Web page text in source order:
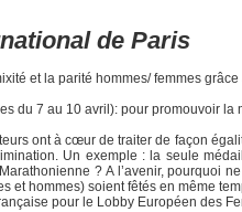
de Paris
et la parité hommes/ femmes
du 7 au 10 avril): pour promouvoir la
ont à cœur de traiter de façon
Un exemple : la seule
? A l’avenir, pourquoi
et hommes) soient fêtés en même
pour le Lobby Européen des